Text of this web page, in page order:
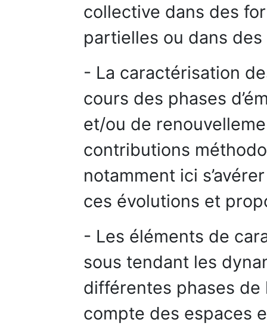
collective dans des
partielles ou dans
- La caractérisation
cours des phases
et/ou de
contributions
notamment ici
ces évolutions et
- Les éléments de
sous tendant les
différentes phases de
compte des espaces